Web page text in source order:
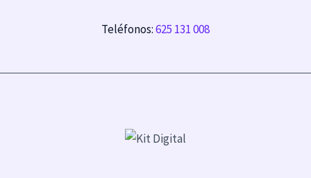
Teléfonos:625 131 008